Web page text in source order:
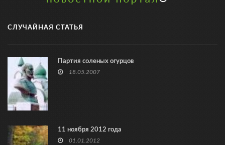
СЛУЧАЙНАЯ СТАТЬЯ
Партия соленых огурцов
18.05.2007
11 ноября 2012 года
01.01.2012